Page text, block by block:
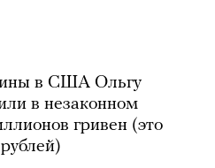
в США Ольгу
в незаконном
гривен (это